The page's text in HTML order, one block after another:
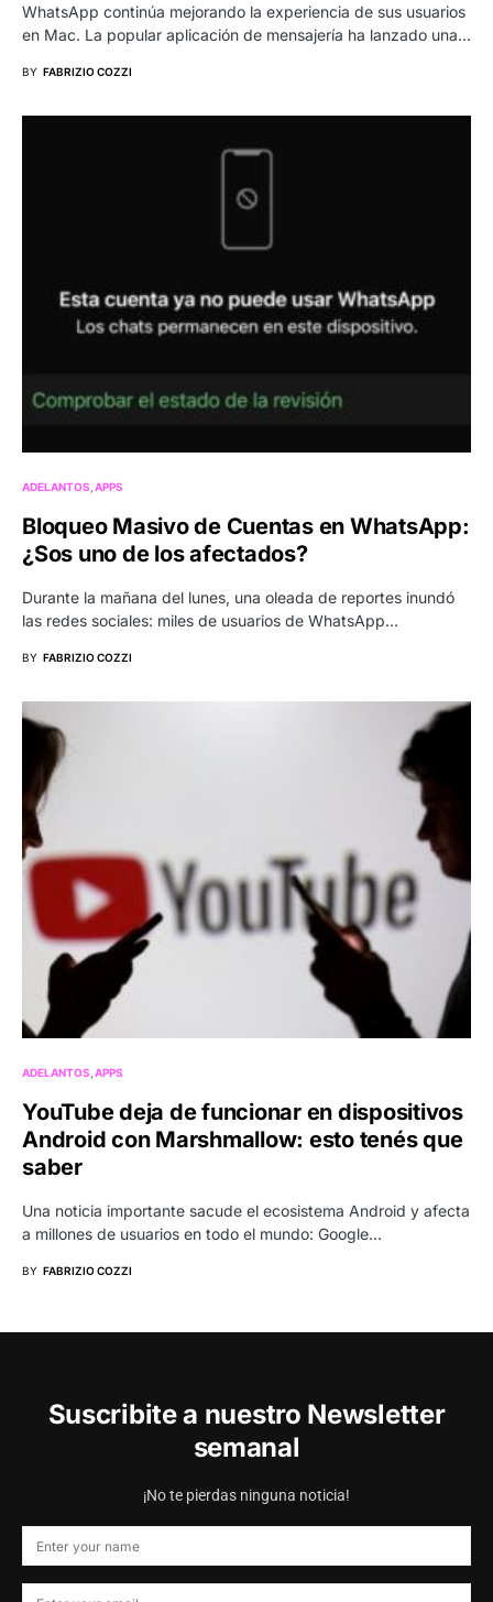
WhatsApp continúa mejorando la experiencia de sus usuarios
en Mac. La popular aplicación de mensajería ha lanzado una…
BY FABRIZIO COZZI
ADELANTOS APPS
Bloqueo Masivo de Cuentas en WhatsApp:
¿Sos uno de los afectados?
Durante la mañana del lunes, una oleada de reportes inundó
las redes sociales: miles de usuarios de WhatsApp…
BY FABRIZIO COZZI
ADELANTOS APPS
YouTube deja de funcionar en dispositivos
Android con Marshmallow: esto tenés que
saber
Una noticia importante sacude el ecosistema Android y afecta
a millones de usuarios en todo el mundo: Google…
BY FABRIZIO COZZI
Suscribite a nuestro Newsletter
semanal
¡No te pierdas ninguna noticia!